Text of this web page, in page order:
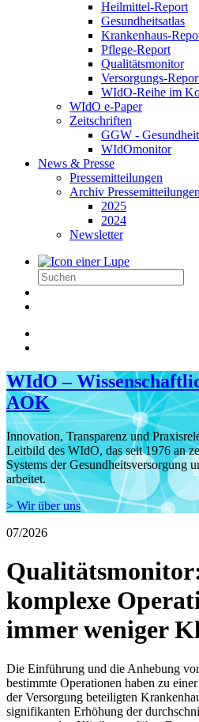
Heilmittel-Report
Gesundheitsatlas
Krankenhaus-
Pflege-Report
Qualitätsmonitor
Versorgungs-
WIdO-Reihe im
WIdO e-Paper
Zeitschriften
GGW -
WIdOmonitor
News & Presse
Pressemitteilungen
Archiv Pressemitteilungen
2025
2024
Newsletter
WIdO –
AOK
Innovation, Transparenz und
Leitbild des WIdO, das seit 1976 an
Systems der Gesundheitsversorgung
arbeitet.
> Wir über uns
07/2026
komplexe
immer weniger
Die Einführung und die Anhebung
bestimmte Operationen haben zu
der Versorgung beteiligten
signifikanten Erhöhung der